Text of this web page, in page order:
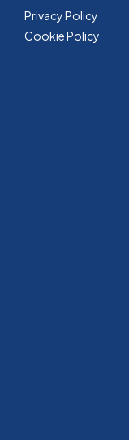
Privacy Policy
Cookie Policy